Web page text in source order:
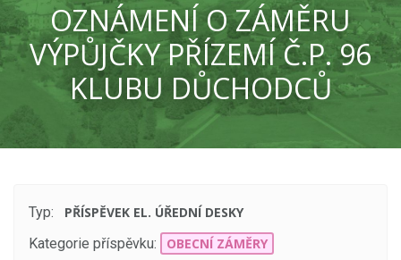
OZNÁMENÍ O ZÁMĚRU
VÝPŮJČKY PŘÍZEMÍ Č.P. 96
KLUBU DŮCHODCŮ
Typ:
PŘÍSPĚVEK EL. ÚŘEDNÍ DESKY
Kategorie příspěvku:
OBECNÍ ZÁMĚRY